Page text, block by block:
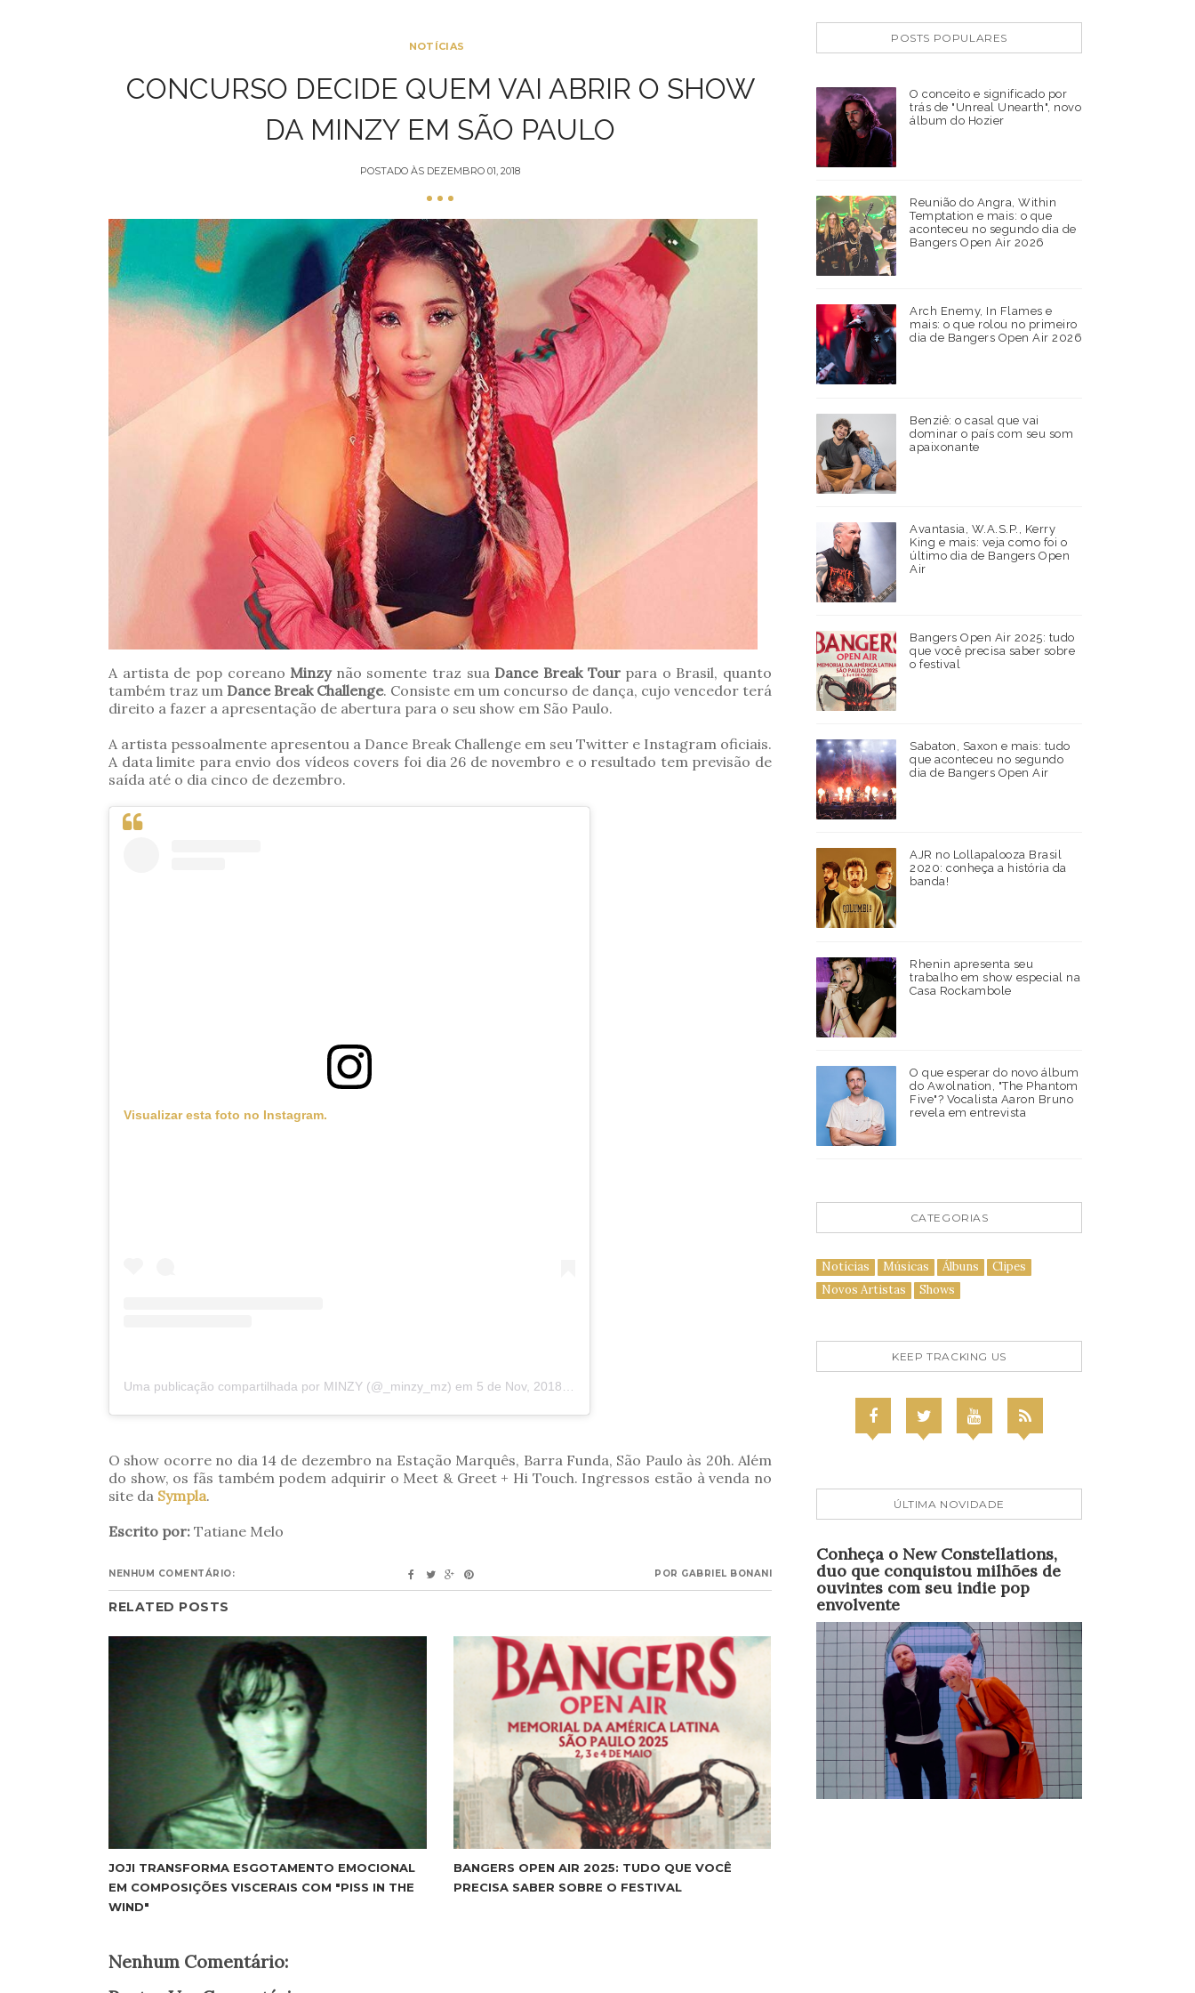
NOTÍCIAS
CONCURSO DECIDE QUEM VAI ABRIR O SHOW
DA MINZY EM SÃO PAULO
POSTADO ÀS DEZEMBRO 01, 2018
A artista de pop coreano Minzynão somente traz sua Dance Break Tourpara o Brasil, quanto
também traz um Dance Break Challenge. Consiste em um concurso de dança, cujo vencedor terá
direito a fazer a apresentação de abertura para o seu show em São Paulo.
A artista pessoalmente apresentou a Dance Break Challenge em seu Twitter e Instagram oficiais.
A data limite para envio dos vídeos covers foi dia 26 de novembro e o resultado tem previsão de
saída até o dia cinco de dezembro.
Visualizar esta foto no Instagram.
Uma publicação compartilhada por MINZY (@_minzy_mz) em 5 de Nov, 2018 às 3:27 PST
O show ocorre no dia 14 de dezembro na Estação Marquês, Barra Funda, São Paulo às 20h. Além
do show, os fãs também podem adquirir o Meet & Greet + Hi Touch. Ingressos estão à venda no
site da Sympla.
Escrito por: Tatiane Melo
NENHUM COMENTÁRIO: POR GABRIEL BONANI
RELATED POSTS
JOJI TRANSFORMA ESGOTAMENTO EMOCIONAL
EM COMPOSIÇÕES VISCERAIS COM "PISS IN THE
WIND"
BANGERS OPEN AIR 2025: TUDO QUE VOCÊ
PRECISA SABER SOBRE O FESTIVAL
Nenhum Comentário:
POSTS POPULARES
O conceito e significado por
trás de "Unreal Unearth", novo
álbum do Hozier
Reunião do Angra, Within
Temptation e mais: o que
aconteceu no segundo dia de
Bangers Open Air 2026
Arch Enemy, In Flames e
mais: o que rolou no primeiro
dia de Bangers Open Air 2026
Benziê: o casal que vai
dominar o país com seu som
apaixonante
Avantasia, W.A.S.P., Kerry
King e mais: veja como foi o
último dia de Bangers Open
Air
Bangers Open Air 2025: tudo
que você precisa saber sobre
o festival
Sabaton, Saxon e mais: tudo
que aconteceu no segundo
dia de Bangers Open Air
AJR no Lollapalooza Brasil
2020: conheça a história da
banda!
Rhenin apresenta seu
trabalho em show especial na
Casa Rockambole
O que esperar do novo álbum
do Awolnation, "The Phantom
Five"? Vocalista Aaron Bruno
revela em entrevista
CATEGORIAS
Notícias Músicas Álbuns
Clipes
Novos Artistas
Shows
KEEP TRACKING US
ÚLTIMA NOVIDADE
Conheça o New Constellations,
duo que conquistou milhões de
ouvintes com seu indie pop
envolvente